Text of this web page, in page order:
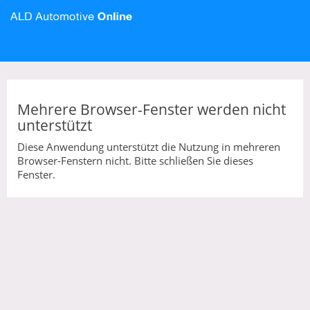
Mehrere Browser-Fenster werden nicht
unterstützt
Diese Anwendung unterstützt die Nutzung in mehreren
Browser-Fenstern nicht. Bitte schließen Sie dieses
Fenster.